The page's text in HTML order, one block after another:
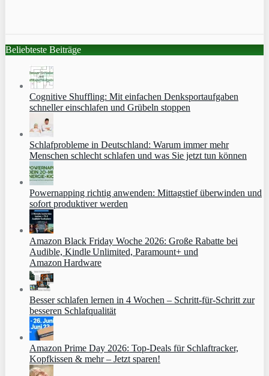
Beliebteste Beiträge
Cognitive Shuffling: Mit einfachen Denksportaufgaben
schneller einschlafen und Grübeln stoppen
Schlafprobleme in Deutschland: Warum immer mehr
Menschen schlecht schlafen und was Sie jetzt tun können
Powernapping richtig anwenden: Mittagstief überwinden und
sofort produktiver werden
Amazon Black Friday Woche 2026: Große Rabatte bei
Audible, Kindle Unlimited, Paramount+ und
Amazon Hardware
Besser schlafen lernen in 4 Wochen – Schritt‑für‑Schritt zur
besseren Schlafqualität
Amazon Prime Day 2026: Top-Deals für Schlaftracker,
Kopfkissen & mehr – Jetzt sparen!